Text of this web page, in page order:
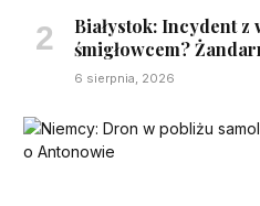
Białystok: Incydent z
śmigłowcem?
6 sierpnia, 2026